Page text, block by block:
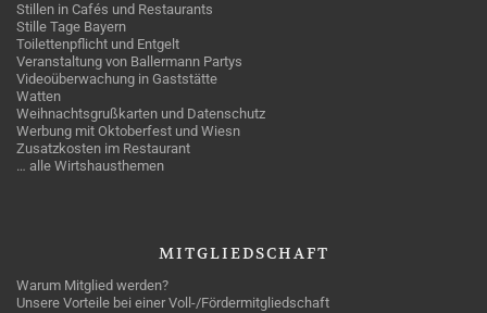
Stillen in Cafés und Restaurants
Stille Tage Bayern
Toilettenpflicht und Entgelt
Veranstaltung von Ballermann Partys
Videoüberwachung in Gaststätte
Watten
Weihnachtsgrußkarten und Datenschutz
Werbung mit Oktoberfest und Wiesn
Zusatzkosten im Restaurant
… alle Wirtshausthemen
MITGLIEDSCHAFT
Warum Mitglied werden?
Unsere Vorteile bei einer Voll-/Fördermitgliedschaft